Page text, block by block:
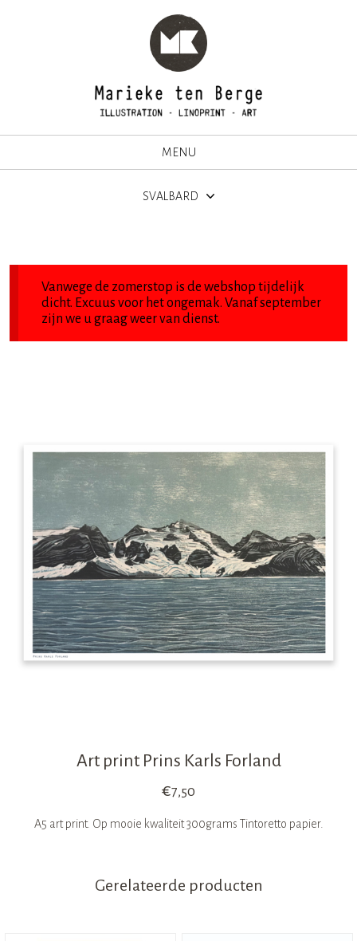
MENU
SVALBARD
Vanwege de zomerstop is de webshop tijdelijk
dicht. Excuus voor het ongemak. Vanaf september
zijn we u graag weer van dienst.
Art print Prins Karls Forland
€7,50
A5 art print. Op mooie kwaliteit 300grams Tintoretto papier.
Gerelateerde producten